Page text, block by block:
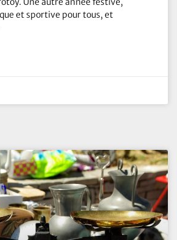
et sportive pour tous, et